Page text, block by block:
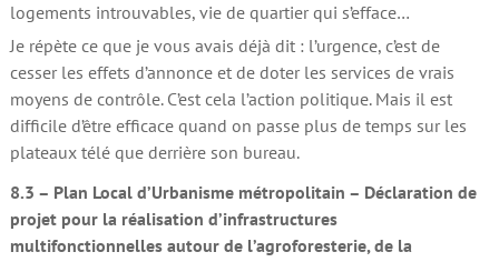
logements introuvables, vie de quartier qui s’efface…
Je répète ce que je vous avais déjà dit : l’urgence, c’est de
cesser les effets d’annonce et de doter les services de vrais
moyens de contrôle. C’est cela l’action politique. Mais il est
difficile d’être efficace quand on passe plus de temps sur les
plateaux télé que derrière son bureau.
8.3 – Plan Local d’Urbanisme métropolitain – Déclaration de
projet pour la réalisation d’infrastructures
multifonctionnelles autour de l’agroforesterie, de la